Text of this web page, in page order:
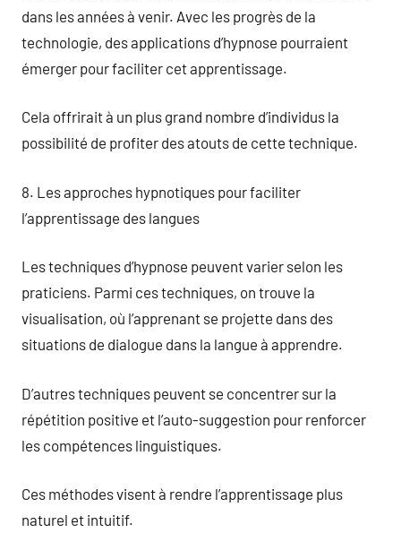
dans les années à venir. Avec les progrès de la
technologie, des applications d’hypnose pourraient
émerger pour faciliter cet apprentissage.
Cela offrirait à un plus grand nombre d’individus la
possibilité de profiter des atouts de cette technique.
8. Les approches hypnotiques pour faciliter
l’apprentissage des langues
Les techniques d’hypnose peuvent varier selon les
praticiens. Parmi ces techniques, on trouve la
visualisation, où l’apprenant se projette dans des
situations de dialogue dans la langue à apprendre.
D’autres techniques peuvent se concentrer sur la
répétition positive et l’auto-suggestion pour renforcer
les compétences linguistiques.
Ces méthodes visent à rendre l’apprentissage plus
naturel et intuitif.